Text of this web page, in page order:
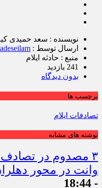
نویسنده : سعد حمیدی
ارسال توسط :
منبع : حادثه ایلام
241 بازدید
بدون دیدگاه
برچسب ها
تصادفات ایلام
نوشته های مشابه
وانت در محور
- 18:44